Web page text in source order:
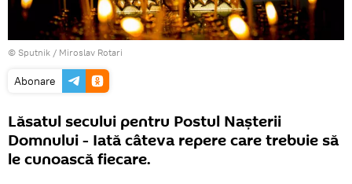
© Sputnik / Miroslav Rotari
Abonare
Lăsatul secului pentru Postul Nașterii
Domnului - Iată câteva repere care trebuie să
le cunoască fiecare.